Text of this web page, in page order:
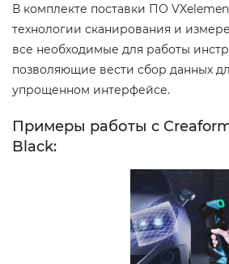
В комплекте поставки ПО
технологии сканирования и
все необходимые для работы
позволяющие вести сбор данных
упрощенном интерфейсе.
Примеры работы с
Black: